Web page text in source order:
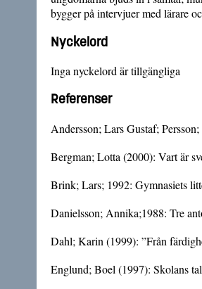
bygger på intervjuer med lärare
Nyckelord
Inga nyckelord är tillgängliga
Referenser
Andersson; Lars Gustaf;
Bergman; Lotta (2000): Vart är
Brink; Lars; 1992: Gymnasiets
Danielsson; Annika;1988: Tre
Dahl; Karin (1999): ”Från
Englund; Boel (1997): Skolans